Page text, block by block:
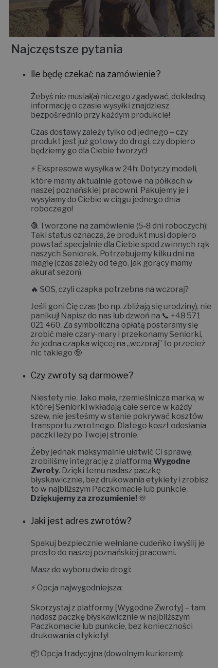
Najczęstsze pytania
Ile będę czekać na zamówienie?
Żebyś nie musiał(a) niczego zgadywać, dokładną
informację o czasie wysyłki znajdziesz
bezpośrednio przy każdym produkcie!
Czas dostawy zależy tylko od jednego – czy
produkt jest już gotowy do drogi, czy dopiero
będziemy go dla Ciebie tworzyć!
⚡ Ekspresowa wysyłka w 24h: Dotyczy modeli,
które mamy aktualnie gotowe na półkach w
naszej poznańskiej pracowni. Pakujemy je i
wysyłamy do Ciebie w ciągu jednego dnia
roboczego!
🧶 Tworzone na zamówienie (5-8 dni roboczych):
Taki status oznacza, że produkt musi dopiero
powstać specjalnie dla Ciebie spod zwinnych rąk
naszych Seniorek. Potrzebujemy kilku dni na
magię (czas zależy od tego, jak gorący mamy
akurat sezon).
🔥 SOS, czyli czapka potrzebna na wczoraj?
Jeśli goni Cię czas (bo np. zbliżają się urodziny), nie
panikuj! Napisz do nas lub dzwoń na 📞 +48 571
021 460. Za symboliczną opłatą postaramy się
zrobić małe czary-mary i przekonamy Seniorki,
że jedna czapka więcej na „wczoraj” to przecież
nic takiego 🤪
Czy zwroty są darmowe?
Niestety nie. Jako mała, rzemieślnicza marka, w
której Seniorki wkładają całe serce w każdy
szew, nie jesteśmy w stanie pokrywać kosztów
transportu zwrotnego. Dlatego koszt odesłania
paczki leży po Twojej stronie.
Żeby jednak maksymalnie ułatwić Ci sprawę,
zrobiliśmy integrację z platformą Wygodne
Zwroty. Dzięki temu nadasz paczkę
błyskawicznie, bez drukowania etykiety i zrobisz
to w najbliższym Paczkomacie lub punkcie.
Dziękujemy za zrozumienie!🫶
Jaki jest adres zwrotów?
Spakuj bezpiecznie wełniane cudeńko i wyślij je
prosto do naszej poznańskiej pracowni.
Masz do wyboru dwie drogi:
⚡ Opcja najwygodniejsza:
Skorzystaj z platformy [Wygodne Zwroty] – tam
nadasz paczkę błyskawicznie w najbliższym
Paczkomacie lub punkcie, bez konieczności
drukowania etykiety!
📦 Opcja tradycyjna (dowolnym kurierem):